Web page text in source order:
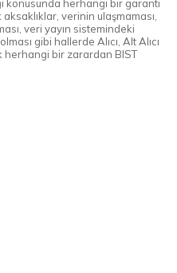
konusunda herhangi bir garanti
verinin ulaşmaması,
veri yayın sistemindeki
gibi hallerde Alıcı, Alt Alıcı
herhangi bir zarardan BIST